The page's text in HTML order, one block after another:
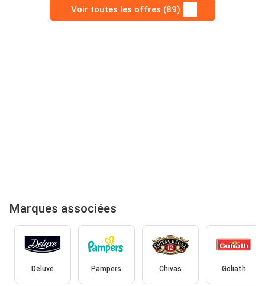
Voir toutes les offres (89)
Marques associées
Deluxe Pampers Chivas Goliath